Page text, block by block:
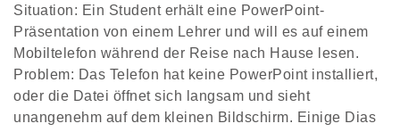
Situation: Ein Student erhält eine PowerPoint-
Präsentation von einem Lehrer und will es auf einem
Mobiltelefon während der Reise nach Hause lesen.
Problem: Das Telefon hat keine PowerPoint installiert,
oder die Datei öffnet sich langsam und sieht
unangenehm auf dem kleinen Bildschirm. Einige Dias